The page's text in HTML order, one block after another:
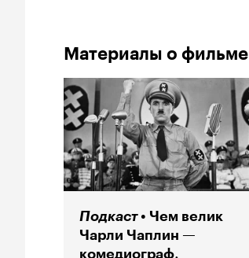
Материалы о фильме
Подкаст
Чем велик
Чарли Чаплин —
комедиограф,